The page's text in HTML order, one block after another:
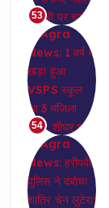
53
54